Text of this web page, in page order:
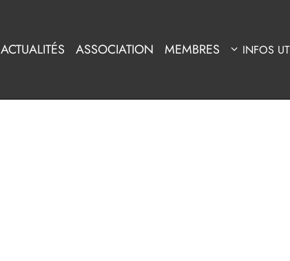
ACTUALITÉS ASSOCIATION MEMBRES INFOS